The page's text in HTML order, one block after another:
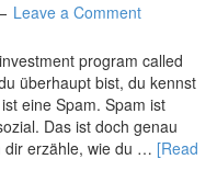
Leave a Comment
program called
überhaupt bist, du kennst
eine Spam. Spam ist
Das ist doch genau
dir erzähle, wie du … [Read